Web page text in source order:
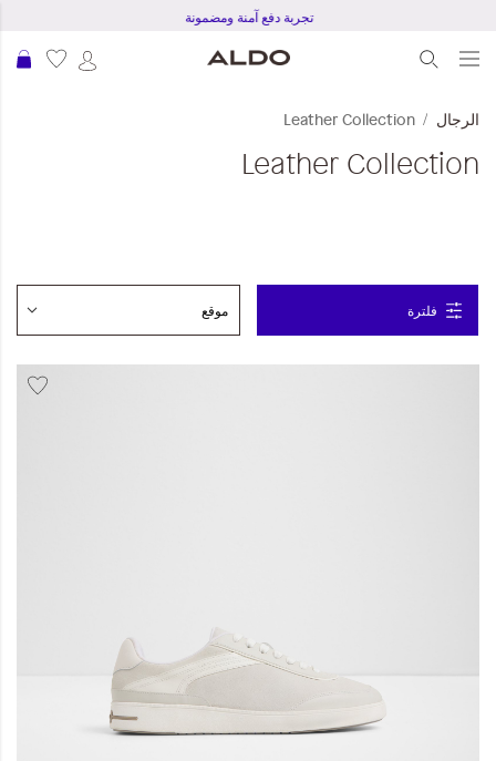
تجربة دفع آمنة ومضمونة
ملابس العمل
Leather Collection
الرجال Leather Collection
Leather Collection
فلترة